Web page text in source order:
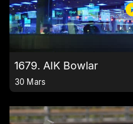
1679. AIK Bowlar
30 Mars